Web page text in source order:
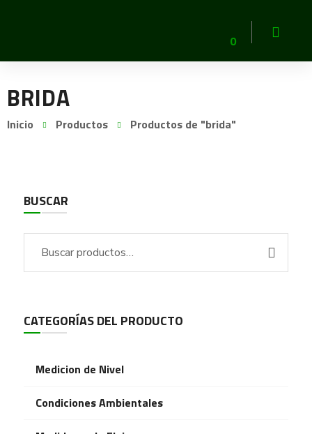
0
BRIDA
Inicio Productos Productos de "brida"
BUSCAR
CATEGORÍAS DEL PRODUCTO
Medicion de Nivel
Condiciones Ambientales